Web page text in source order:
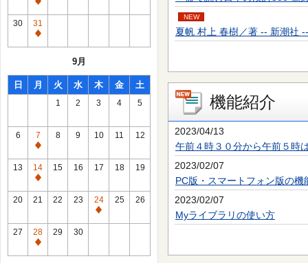
館
日
通
常
休
館
30
31
通
館
日
9月
日 月 火 水 木 金 土
1 2 3 4 5
6
7
通
常
休
館
8 9 10 11 12
13
14
通
常
館
日
15 16 17 18 19
20 21 22 23
24
通
館
25 26
27
28
通
29 30
NEW
夏帆 村上 春樹／著 -- 新潮社
機能紹介
2023/04/13
午前４時３０分から午前５時
2023/02/07
PC版・スマートフォン版の機
2023/02/07
Myライブラリの使い方